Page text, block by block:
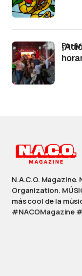
por
N.A.C.O.
Organization.
más cool de la
#NACOMagazine